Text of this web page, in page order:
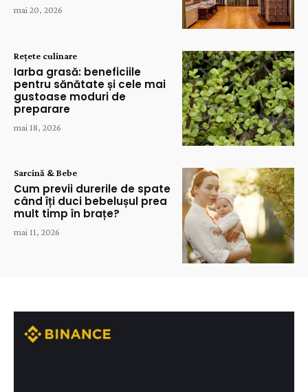
mai 20, 2026
Rețete culinare
Iarba grasă: beneficiile
pentru sănătate și cele mai
gustoase moduri de
preparare
mai 18, 2026
Sarcină & Bebe
Cum previi durerile de spate
când îți duci bebelușul prea
mult timp în brațe?
mai 11, 2026